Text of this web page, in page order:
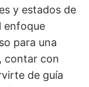
y estados de
enfoque
para una
contar con
de guía